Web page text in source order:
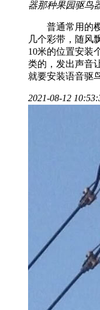
器那种果园驱鸟
普通常用的樱
几个彩带，随风
10米的位置安装
类的，发出声音
就要安装语音
2021-08-12